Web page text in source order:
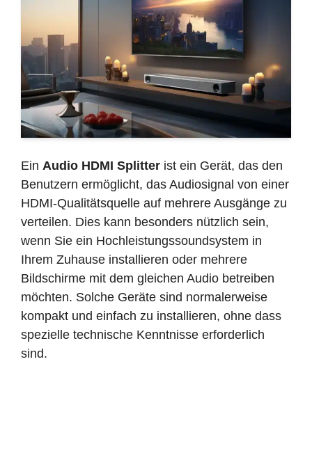
Ein Audio HDMI Splitter ist ein Gerät, das den
Benutzern ermöglicht, das Audiosignal von einer
HDMI-Qualitätsquelle auf mehrere Ausgänge zu
verteilen. Dies kann besonders nützlich sein,
wenn Sie ein Hochleistungssoundsystem in
Ihrem Zuhause installieren oder mehrere
Bildschirme mit dem gleichen Audio betreiben
möchten. Solche Geräte sind normalerweise
kompakt und einfach zu installieren, ohne dass
spezielle technische Kenntnisse erforderlich
sind.